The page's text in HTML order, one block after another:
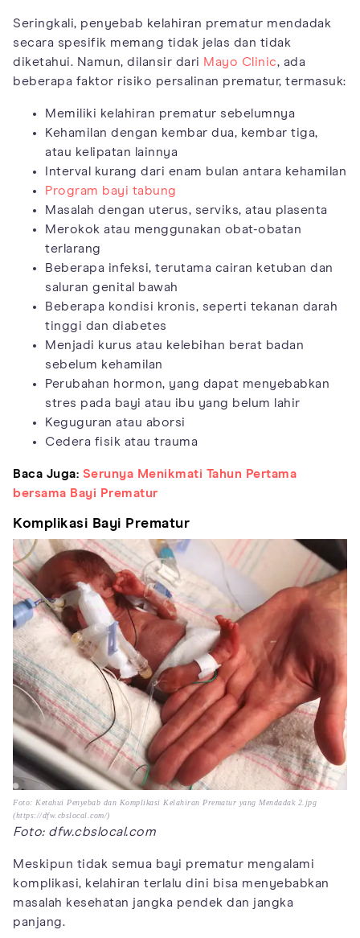
Seringkali, penyebab kelahiran prematur mendadak
secara spesifik memang tidak jelas dan tidak
diketahui. Namun, dilansir dari Mayo Clinic, ada
beberapa faktor risiko persalinan prematur, termasuk:
Memiliki kelahiran prematur sebelumnya
Kehamilan dengan kembar dua, kembar tiga,
atau kelipatan lainnya
Interval kurang dari enam bulan antara kehamilan
Program bayi tabung
Masalah dengan uterus, serviks, atau plasenta
Merokok atau menggunakan obat-obatan
terlarang
Beberapa infeksi, terutama cairan ketuban dan
saluran genital bawah
Beberapa kondisi kronis, seperti tekanan darah
tinggi dan diabetes
Menjadi kurus atau kelebihan berat badan
sebelum kehamilan
Perubahan hormon, yang dapat menyebabkan
stres pada bayi atau ibu yang belum lahir
Keguguran atau aborsi
Cedera fisik atau trauma
Baca Juga: Serunya Menikmati Tahun Pertama
bersama Bayi Prematur
Komplikasi Bayi Prematur
Foto: Ketahui Penyebab dan Komplikasi Kelahiran Prematur yang Mendadak 2.jpg
(https://dfw.cbslocal.com/)
Foto: dfw.cbslocal.com
Meskipun tidak semua bayi prematur mengalami
komplikasi, kelahiran terlalu dini bisa menyebabkan
masalah kesehatan jangka pendek dan jangka
panjang.